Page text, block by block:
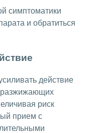
симптоматики
и обратиться
действие
разжижающих
риск
прием с